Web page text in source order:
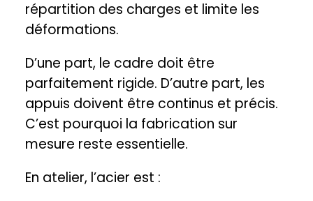
répartition des charges et limite les
déformations.
D’une part, le cadre doit être
parfaitement rigide. D’autre part, les
appuis doivent être continus et précis.
C’est pourquoi la fabrication sur
mesure reste essentielle.
En atelier, l’acier est :